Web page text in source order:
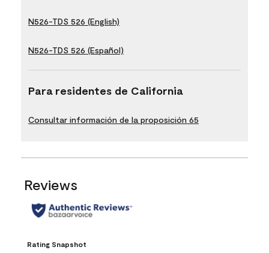
N526-TDS 526 (English)
N526-TDS 526 (Español)
Para residentes de California
Consultar información de la proposición 65
Reviews
Rating Snapshot